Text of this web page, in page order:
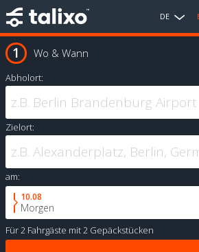
DE
Wo & Wann
Abholort:
Zielort:
am:
10.08
Morgen
Für2 Fahrgäste mit2 Gepäckstücken